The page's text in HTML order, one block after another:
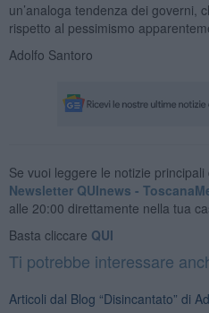
un’analoga tendenza dei governi,
rispetto al pessimismo
Adolfo Santoro
Se vuoi leggere le notizie
Newsletter QUInews -
alle 20:00 direttamente nella tua
Basta cliccare QUI
Ti potrebbe interessare
Articoli dal Blog “Disincantato” di